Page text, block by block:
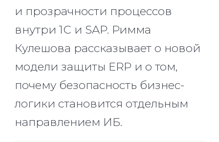
и прозрачности процессов
внутри 1С и SAP. Римма
Кулешова рассказывает о новой
модели защиты ERP и о том,
почему безопасность бизнес-
логики становится отдельным
направлением ИБ.